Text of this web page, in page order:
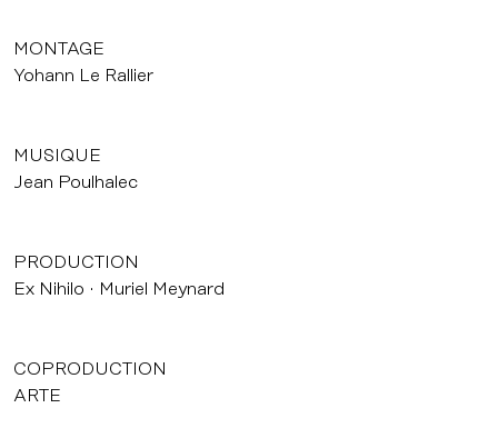
MONTAGE
Yohann Le Rallier
MUSIQUE
Jean Poulhalec
PRODUCTION
Ex Nihilo
Muriel Meynard
COPRODUCTION
ARTE